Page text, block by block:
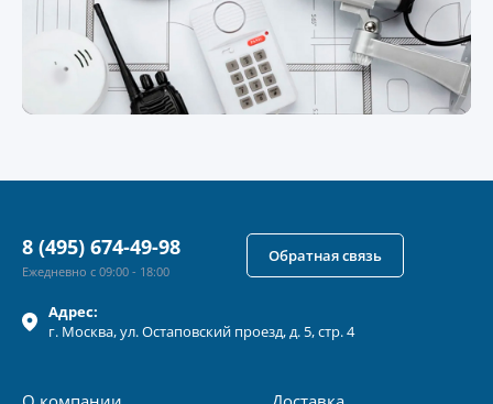
Адрес:
г. Москва, ул.Остаповский проезд, д. 5, стр. 4
8 (495) 674-49-98
Ежедневно с 09:00 - 18:00
Обратная связь